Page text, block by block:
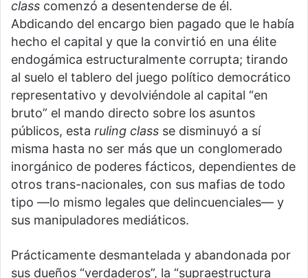
class comenzó a desentenderse de él.
Abdicando del encargo bien pagado que le había
hecho el capital y que la convirtió en una élite
endogámica estructuralmente corrupta; tirando
al suelo el tablero del juego político democrático
representativo y devolviéndole al capital “en
bruto” el mando directo sobre los asuntos
públicos, esta ruling class se disminuyó a sí
misma hasta no ser más que un conglomerado
inorgánico de poderes fácticos, dependientes de
otros trans-nacionales, con sus mafias de todo
tipo —lo mismo legales que delincuenciales— y
sus manipuladores mediáticos.
Prácticamente desmantelada y abandonada por
sus dueños “verdaderos”, la “supraestructura